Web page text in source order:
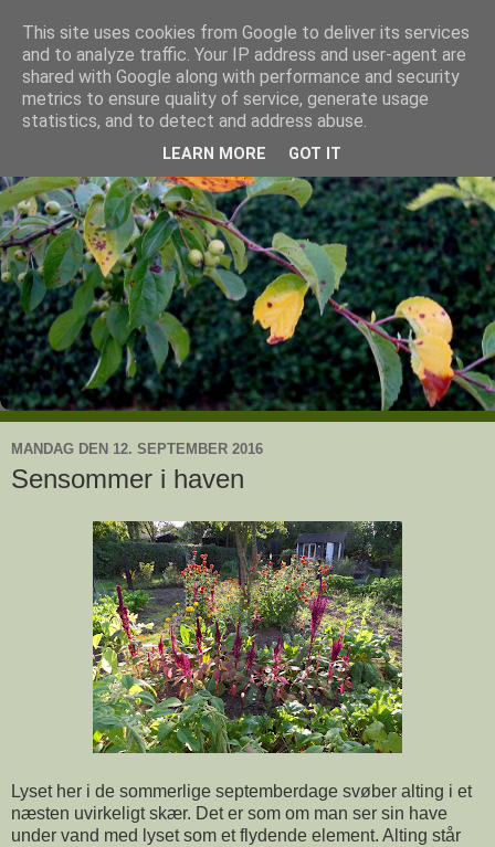
Ullas have
- en knoldesparkers betragtninger
MANDAG DEN 12. SEPTEMBER 2016
Sensommer i haven
Lyset her i de sommerlige septemberdage svøber alting i et
næsten uvirkeligt skær. Det er som om man ser sin have
under vand med lyset som et flydende element. Alting står
This site uses cookies from Google to deliver its services
and to analyze traffic. Your IP address and user-agent are
shared with Google along with performance and security
metrics to ensure quality of service, generate usage
statistics, and to detect and address abuse.
LEARN MORE GOT IT